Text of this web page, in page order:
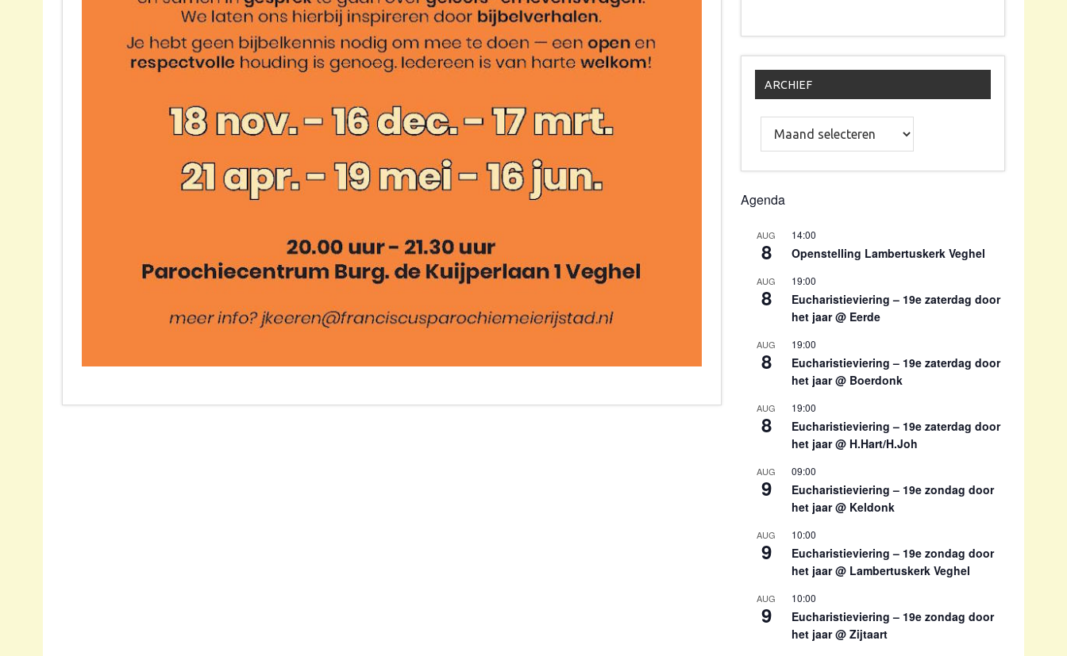
ARCHIEF
Archief
Agenda
AUG
8
14:00
Openstelling Lambertuskerk Veghel
AUG
8
19:00
Eucharistieviering – 19e zaterdag door
het jaar @ Eerde
AUG
8
19:00
Eucharistieviering – 19e zaterdag door
het jaar @ Boerdonk
AUG
8
19:00
Eucharistieviering – 19e zaterdag door
het jaar @ H.Hart/H.Joh
AUG
9
09:00
Eucharistieviering – 19e zondag door
het jaar @ Keldonk
AUG
9
10:00
Eucharistieviering – 19e zondag door
het jaar @ Lambertuskerk Veghel
AUG
9
10:00
Eucharistieviering – 19e zondag door
het jaar @ Zijtaart